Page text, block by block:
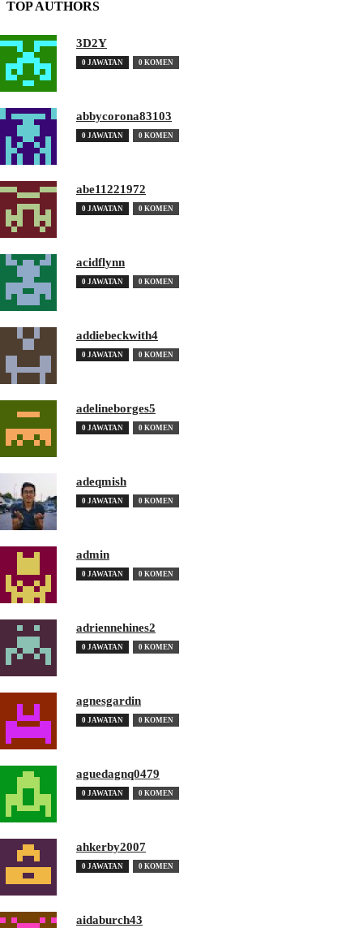
TOP AUTHORS
3D2Y
0 JAWATAN 0 KOMEN
abbycorona83103
0 JAWATAN 0 KOMEN
abe11221972
0 JAWATAN 0 KOMEN
acidflynn
0 JAWATAN 0 KOMEN
addiebeckwith4
0 JAWATAN 0 KOMEN
adelineborges5
0 JAWATAN 0 KOMEN
adeqmish
0 JAWATAN 0 KOMEN
admin
0 JAWATAN 0 KOMEN
adriennehines2
0 JAWATAN 0 KOMEN
agnesgardin
0 JAWATAN 0 KOMEN
aguedagnq0479
0 JAWATAN 0 KOMEN
ahkerby2007
0 JAWATAN 0 KOMEN
aidaburch43